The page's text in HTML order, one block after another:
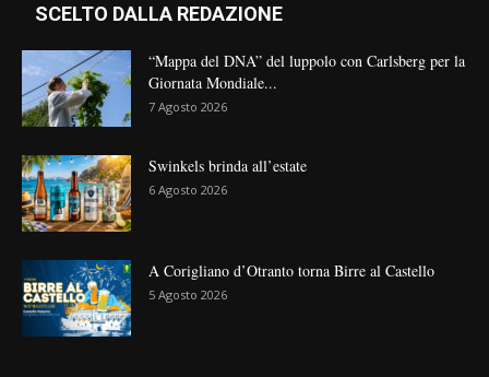
SCELTO DALLA REDAZIONE
“Mappa del DNA” del luppolo con Carlsberg per la
Giornata Mondiale...
7 Agosto 2026
Swinkels brinda all’estate
6 Agosto 2026
A Corigliano d’Otranto torna Birre al Castello
5 Agosto 2026